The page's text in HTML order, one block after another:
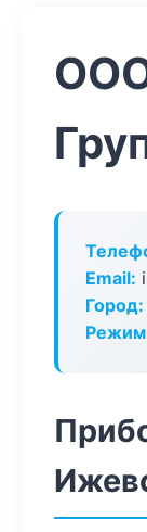
Email:
Город:
Режим